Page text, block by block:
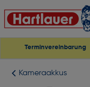
Terminvereinbarung
Kameraakkus